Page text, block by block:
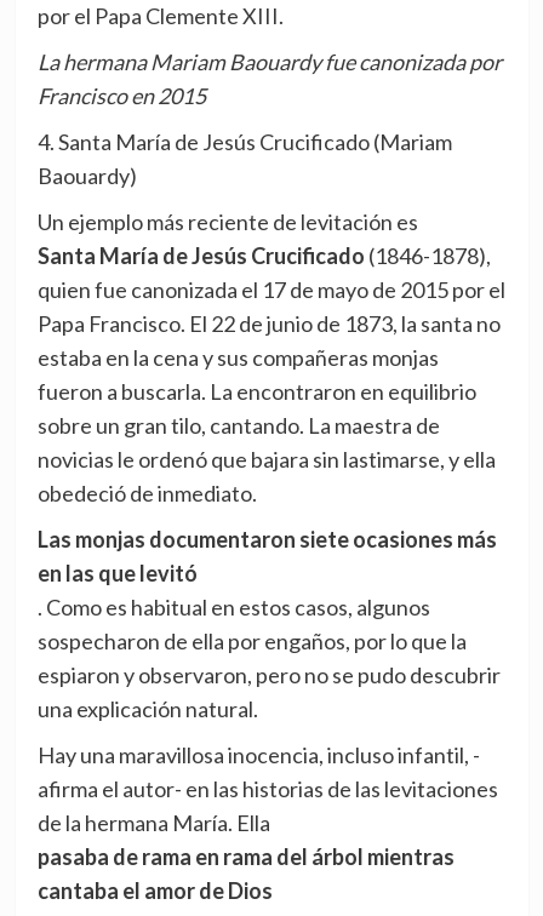
por el Papa Clemente XIII.
La hermana Mariam Baouardy fue canonizada por
Francisco en 2015
4. Santa María de Jesús Crucificado (Mariam
Baouardy)
Un ejemplo más reciente de levitación es
Santa María de Jesús Crucificado (1846-1878),
quien fue canonizada el 17 de mayo de 2015 por el
Papa Francisco. El 22 de junio de 1873, la santa no
estaba en la cena y sus compañeras monjas
fueron a buscarla. La encontraron en equilibrio
sobre un gran tilo, cantando. La maestra de
novicias le ordenó que bajara sin lastimarse, y ella
obedeció de inmediato.
Las monjas documentaron siete ocasiones más
en las que levitó
. Como es habitual en estos casos, algunos
sospecharon de ella por engaños, por lo que la
espiaron y observaron, pero no se pudo descubrir
una explicación natural.
Hay una maravillosa inocencia, incluso infantil, -
afirma el autor- en las historias de las levitaciones
de la hermana María. Ella
pasaba de rama en rama del árbol mientras
cantaba el amor de Dios